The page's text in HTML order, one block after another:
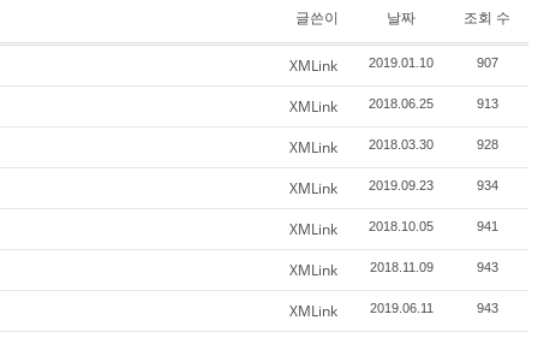
글쓴이 날짜 조회 수
XMLink 2019.01.10 907
XMLink 2018.06.25 913
XMLink 2018.03.30 928
XMLink 2019.09.23 934
XMLink 2018.10.05 941
XMLink 2018.11.09 943
XMLink 2019.06.11 943